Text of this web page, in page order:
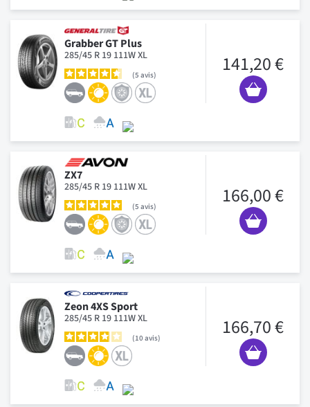
Grabber GT Plus
285/45 R 19 111W XL
5 avis 141,20 €
ZX7
285/45 R 19 111W XL
5 avis 166,00 €
Zeon 4XS Sport
285/45 R 19 111W XL
10avis 166,70 €